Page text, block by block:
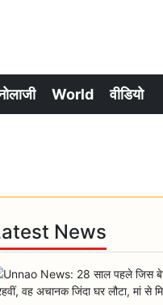
World वीडियो
News